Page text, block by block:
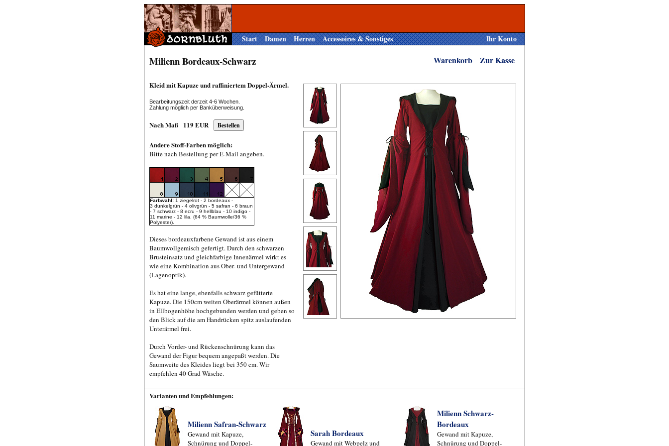
Start Damen Herren Accessoires & Sonstiges Ihr Konto
Milienn Bordeaux-Schwarz Warenkorb Zur Kasse
Kleid mit Kapuze und raffiniertem Doppel-Ärmel.
Bearbeitungszeit derzeit 4-6 Wochen.
Zahlung möglich per Banküberweisung.
Nach Maß 119EUR
Andere Stoff-Farben möglich:
Bitte nach Bestellung per E-Mail angeben.
Farbwahl: 1 ziegelrot - 2 bordeaux -
3 dunkelgrün - 4 olivgrün - 5 safran - 6 braun
- 7 schwarz - 8 ecru - 9 hellblau - 10 indigo -
11 marine - 12 lila. (64 % Baumwolle/36 %
Polyester).
Dieses bordeauxfarbene Gewand ist aus einem
Baumwollgemisch gefertigt. Durch den schwarzen
Brusteinsatz und gleichfarbige Innenärmel wirkt es
wie eine Kombination aus Ober- und Untergewand
(Lagenoptik).
Es hat eine lange, ebenfalls schwarz gefütterte
Kapuze. Die 150cm weiten Oberärmel können außen
in Ellbogenhöhe hochgebunden werden und geben so
den Blick auf die am Handrücken spitz auslaufenden
Unterärmel frei.
Durch Vorder- und Rückenschnürung kann das
Gewand der Figur bequem angepaßt werden. Die
Saumweite des Kleides liegt bei 350 cm. Wir
empfehlen 40 Grad Wäsche.
Varianten und Empfehlungen:
Milienn Safran-Schwarz
Gewand mit Kapuze,
Schnürung und Doppel-
Sarah Bordeaux
Gewand mit Webpelz und
Milienn Schwarz-
Bordeaux
Gewand mit Kapuze,
Schnürung und Doppel-